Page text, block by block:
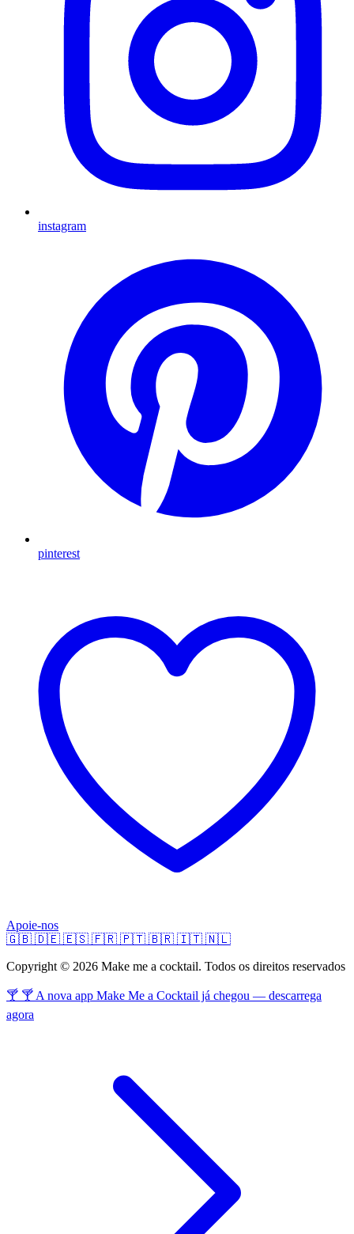
instagram
pinterest
Apoie-nos
🇬🇧 🇩🇪 🇪🇸 🇫🇷 🇵🇹 🇧🇷 🇮🇹 🇳🇱
Copyright © 2026 Make me a cocktail. Todos os direitos reservados
🍸 🍸 A nova app Make Me a Cocktail já chegou — descarrega
agora